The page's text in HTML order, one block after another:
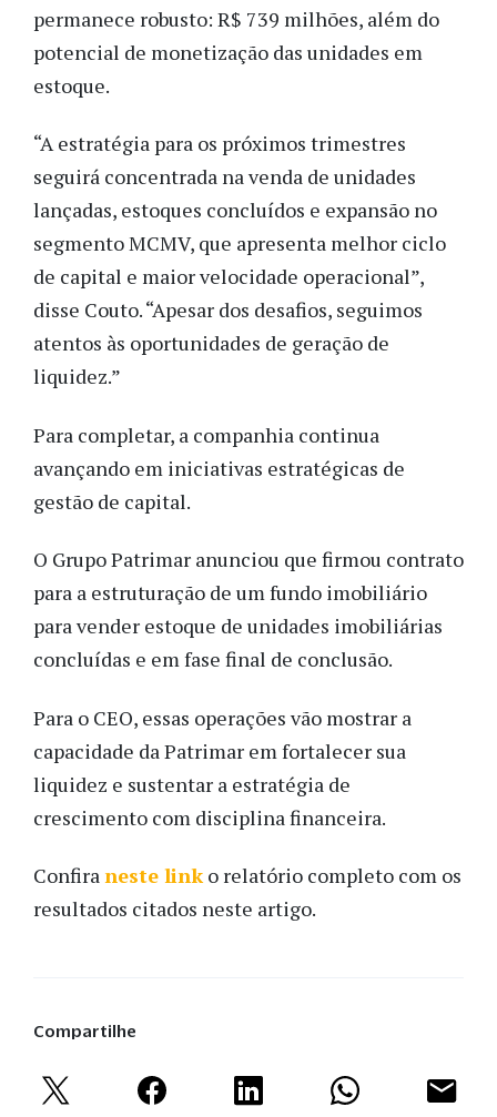
permanece robusto: R$ 739 milhões, além do
potencial de monetização das unidades em
estoque.
“A estratégia para os próximos trimestres
seguirá concentrada na venda de unidades
lançadas, estoques concluídos e expansão no
segmento MCMV, que apresenta melhor ciclo
de capital e maior velocidade operacional”,
disse Couto. “Apesar dos desafios, seguimos
atentos às oportunidades de geração de
liquidez.”
Para completar, a companhia continua
avançando em iniciativas estratégicas de
gestão de capital.
O Grupo Patrimar anunciou que firmou contrato
para a estruturação de um fundo imobiliário
para vender estoque de unidades imobiliárias
concluídas e em fase final de conclusão.
Para o CEO, essas operações vão mostrar a
capacidade da Patrimar em fortalecer sua
liquidez e sustentar a estratégia de
crescimento com disciplina financeira.
Confiraneste linko relatório completo com os
resultados citados neste artigo.
Compartilhe